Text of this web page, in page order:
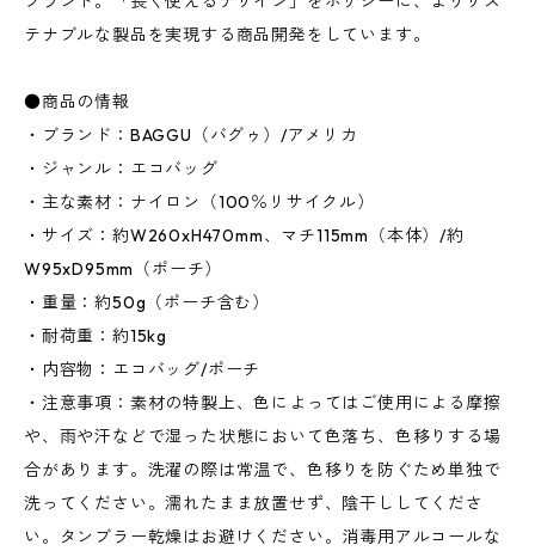
テナブルな製品を実現する商品開発をしています。
●商品の情報
・ブランド：BAGGU（バグゥ）/アメリカ
・ジャンル：エコバッグ
・主な素材：ナイロン（100％リサイクル）
・サイズ：約W260xH470mm、マチ115mm（本体）/約
W95xD95mm（ポーチ）
・重量：約50g（ポーチ含む）
・耐荷重：約15kg
・内容物：エコバッグ/ポーチ
・注意事項：素材の特製上、色によってはご使用による摩擦
や、雨や汗などで湿った状態において色落ち、色移りする場
合があります。洗濯の際は常温で、色移りを防ぐため単独で
洗ってください。濡れたまま放置せず、陰干ししてくださ
い。タンブラー乾燥はお避けください。消毒用アルコールな